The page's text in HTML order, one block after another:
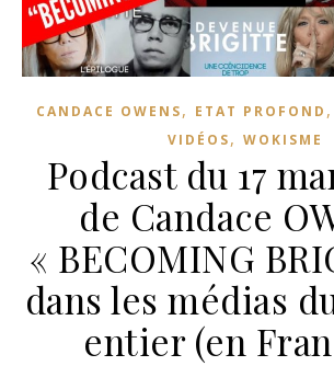
CANDACE OWENS, ETAT PROFOND ,
VIDÉOS, WOKISME
Podcast du 17
de Candace
« BECOMING
dans les médias
entier (en